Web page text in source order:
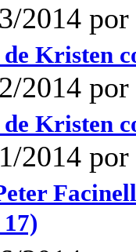
2014
Kristen
2014
Kristen
2014